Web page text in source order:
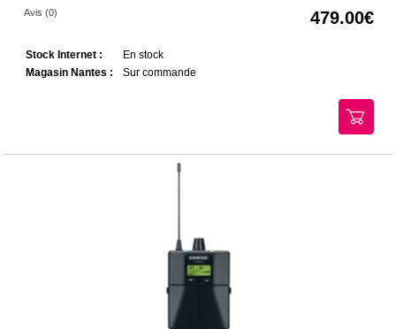
Avis (0) 479.00
Stock Internet :
En stock
Magasin Nantes :
Sur commande